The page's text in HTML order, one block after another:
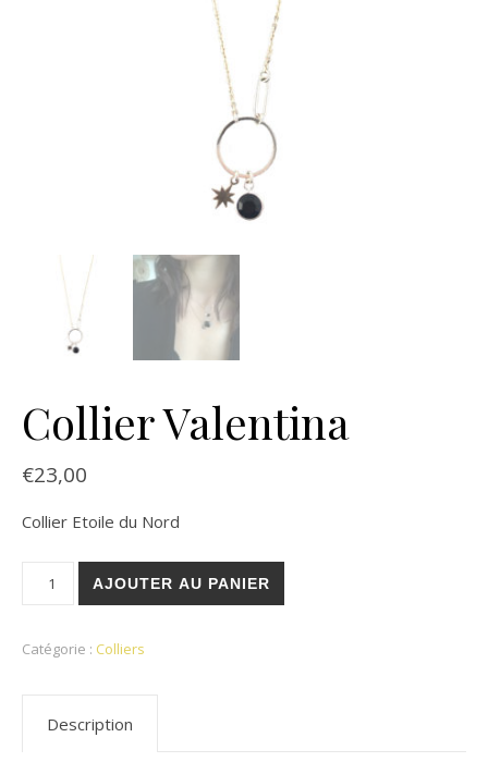
Collier Valentina
€23,00
Collier Etoile du Nord
quantité de Collier Valentina
AJOUTER AU PANIER
Catégorie : Colliers
Description